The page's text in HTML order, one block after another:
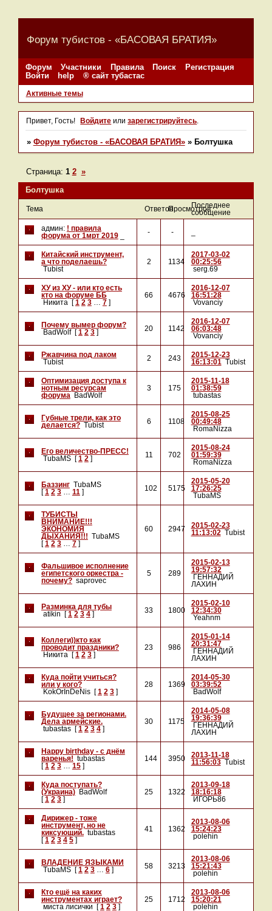
Форум тубистов - «БАСОВАЯ БРАТИЯ»
Форум Участники Правила Поиск
Регистрация
Войти
help ® сайт тубастас
Активные темы
Привет, Гость! Войдите илизарегистрируйтесь
» Форум тубистов - «БАСОВАЯ БРАТИЯ» » Болтушка
Болтушка
Страница: 1 2 »
Тема ОтветовПросмотровПоследнее
сообщение
админ: ! правила
форума от 1мрт 2019_ - -
Китайский инструмент,
а что поделаешь?
Tubist
2 1134
2017-03-02
00:25:56
serg.69
ХУ из ХУ - или кто есть
кто на форуме ББ
Никита
[ 1 2 3 7 ]
66 4676
2016-12-07
16:51:28
Vovanciy
Почему вымер форум?
BadWolf [ 1 2 3 ] 20 1142
2016-12-07
06:03:48
Vovanciy
Ржавчина под лаком
Tubist
2 243
2015-12-23
16:13:01 Tubist
Оптимизация доступа к
нотным ресурсам
форума
BadWolf
3 175
2015-11-18
01:38:59
tubastas
Губные трели, как это
делается? Tubist 6 1108
2015-08-25
00:49:48
RomaNizza
Его величество-ПРЕСС!
TubaMS [ 1 2 ] 11 702
2015-08-24
01:59:39
RomaNizza
Баззинг TubaMS
[ 1 2 3 11 ] 102 5175
2015-05-20
17:26:25
TubaMS
ТУБИСТЫ
ВНИМАНИЕ!!!
ЭКОНОМИЯ
ДЫХАНИЯ!!! TubaMS
[ 1 2 3 7 ]
60 2947
2015-02-23
11:13:02 Tubist
Фальшивое исполнение
египетского оркестра -
почему? saprovec
5 289
2015-02-13
19:57:32
ГЕННАДИЙ
ЛАХИН
Разминка для тубы
atikin
[ 1 2 3 4 ] 33 1800
2015-02-10
12:34:30
Yeahnm
Коллеги))кто как
проводит праздники?
Никита
[ 1 2 3 ]
23 986
2015-01-14
20:31:47
ГЕННАДИЙ
ЛАХИН
Куда пойти учиться?
или у кого?
KokOrInDeNis [ 1 2 3 ]
28 1369
2014-05-30
03:39:52
BadWolf
Будущее за регионами.
Дела армейские.
tubastas [ 1 2 3 4 ]
30 1175
2014-05-08
19:36:39
ГЕННАДИЙ
ЛАХИН
Happy birthday - с днём
варенья! tubastas
[ 1 2 3 15 ]
144 3950
2013-11-18
11:56:03 Tubist
Куда поступать?
(Украина)
BadWolf
[ 1 2 3 ]
25 1322
2013-09-18
18:16:18
ИГОРЬ86
Дирижер - тоже
инструмент, но не
киксующий. tubastas
[ 1 2 3 4 5 ]
41 1362
2013-08-06
15:24:23
polehin
ВЛАДЕНИЕ ЯЗЫКАМИ
TubaMS [ 1 2 3 6 ] 58 3213
2013-08-06
15:21:43
polehin
Кто ещё на каких
инструментах играет?
миста лисички
[ 1 2 3 ]
25 1712
2013-08-06
15:20:21
polehin